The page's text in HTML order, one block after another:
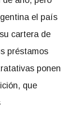
el país
cartera de
préstamos
ponen
que